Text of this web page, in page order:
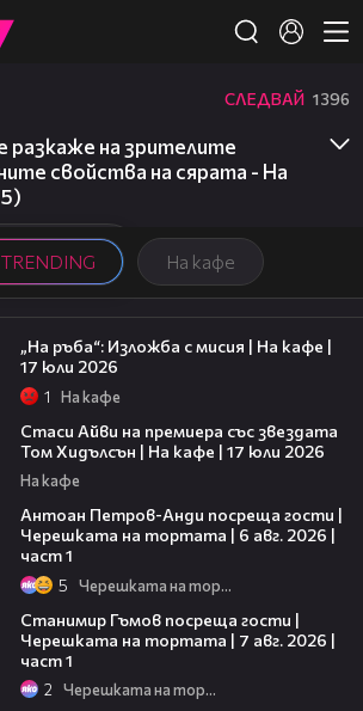
TRENDING На кафе
СЛЕДВАЙ 1396
разкаже на зрителите
свойства на сярата - На
„На ръба“: Изложба с мисия | На кафе |
17 юли 2026
1 На кафе
Стаси Айви на премиера със звездата
Том Хидълсън | На кафе | 17 юли 2026
На кафе
Антоан Петров-Анди посреща гости |
Черешката на тортата | 6 авг. 2026 |
част 1
5 Черешката на тортата
Станимир Гъмов посреща гости |
Черешката на тортата | 7 авг. 2026 |
част 1
2 Черешката на тортата